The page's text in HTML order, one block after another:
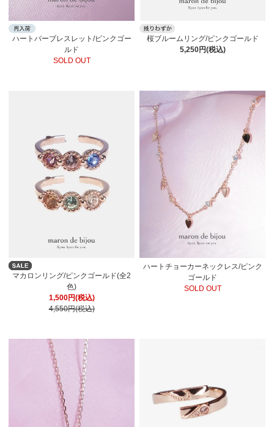
ハートバーブレスレット/ピンクゴー
ルド
SOLD OUT
桜ブルームリング/ピンクゴールド
5,250円(税込)
マカロンリング/ピンクゴールド(全2
色)
1,500円(税込)
4,550円(税込)
ハートチョーカーネックレス/ピンク
ゴールド
SOLD OUT